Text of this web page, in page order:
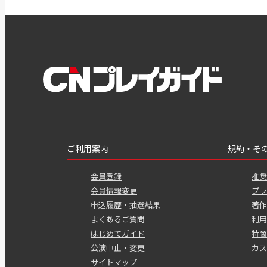
ご利用案内
会員登録
会員情報変更
申込履歴・抽選結果
よくあるご質問
はじめてガイド
公演中止・変更
サイトマップ
規約・そ
推
プ
著
利
特
カ